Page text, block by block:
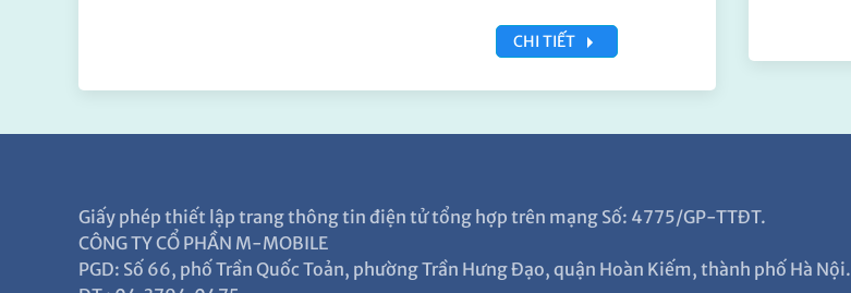
CHI TIẾT
Giấy phép thiết lập trang thông tin điện tử tổng hợp trên mạng Số: 4775/GP-TTĐT.
CÔNG TY CỔ PHẦN M-MOBILE
PGD: Số 66, phố Trần Quốc Toản, phường Trần Hưng Đạo, quận Hoàn Kiếm, thành phố Hà Nội.